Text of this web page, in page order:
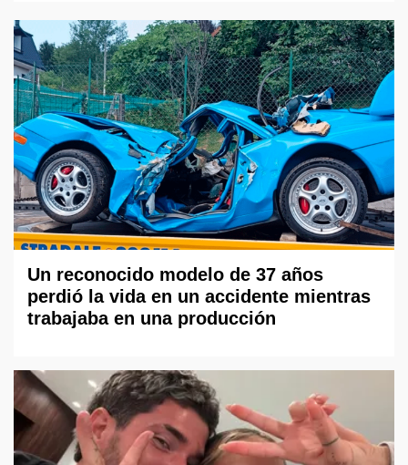
Un reconocido modelo de 37 años
perdió la vida en un accidente mientras
trabajaba en una producción